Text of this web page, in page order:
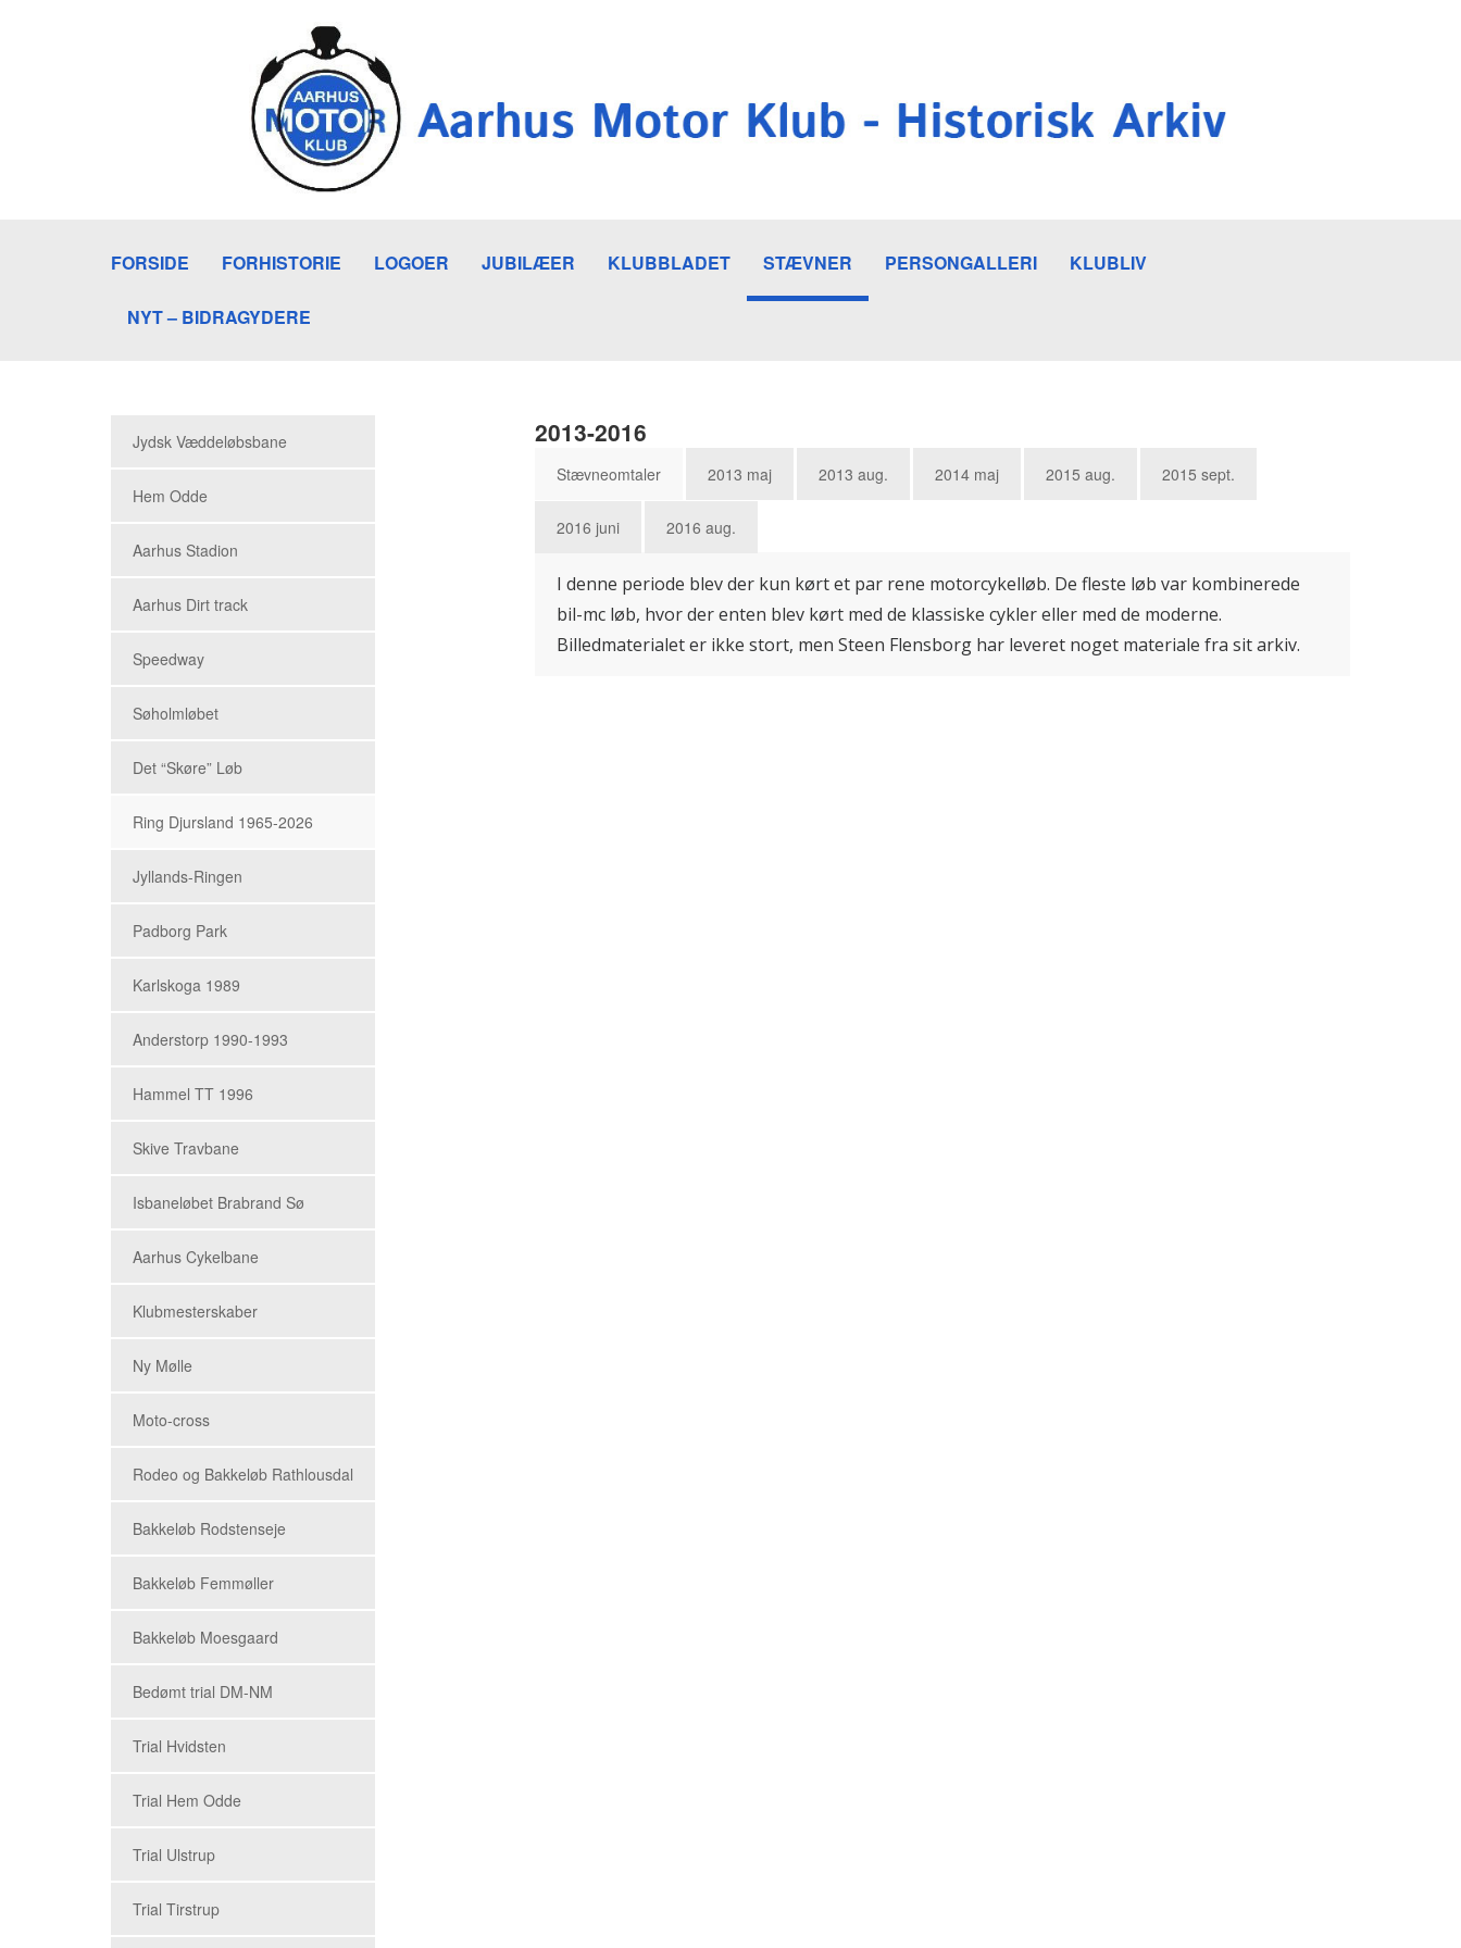
FORSIDE FORHISTORIE LOGOER JUBILÆER KLUBBLADET STÆVNER PERSONGALLERI KLUBLIV
NYT – BIDRAGYDERE
Jydsk Væddeløbsbane
Hem Odde
Aarhus Stadion
Aarhus Dirt track
Speedway
Søholmløbet
Det “Skøre” Løb
Ring Djursland 1965-2026
Jyllands-Ringen
Padborg Park
Karlskoga 1989
Anderstorp 1990-1993
Hammel TT 1996
Skive Travbane
Isbaneløbet Brabrand Sø
Aarhus Cykelbane
Klubmesterskaber
Ny Mølle
Moto-cross
Rodeo og Bakkeløb Rathlousdal
Bakkeløb Rodstenseje
Bakkeløb Femmøller
Bakkeløb Moesgaard
Bedømt trial DM-NM
Trial Hvidsten
Trial Hem Odde
Trial Ulstrup
Trial Tirstrup
2013-2016
Stævneomtaler 2013 maj 2013 aug. 2014 maj 2015 aug. 2015 sept.
2016 juni 2016 aug.
I denne periode blev der kun kørt et par rene motorcykelløb. De fleste løb var kombinerede
bil-mc løb, hvor der enten blev kørt med de klassiske cykler eller med de moderne.
Billedmaterialet er ikke stort, men Steen Flensborg har leveret noget materiale fra sit arkiv.